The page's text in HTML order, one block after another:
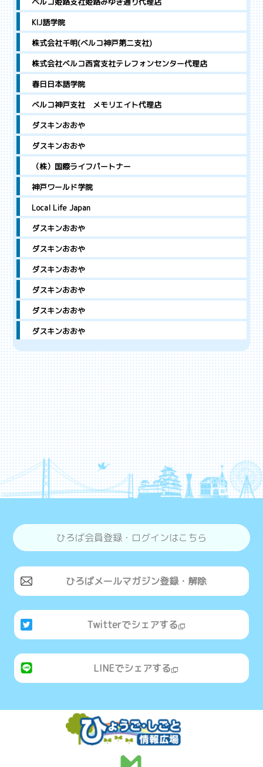
KIJ語学院
株式会社千明(ベルコ神戸第二支社)
株式会社ベルコ西宮支社テレフォンセンター代理店
春日日本語学院
ベルコ神戸支社 メモリエイト代理店
ダスキンおおや
ダスキンおおや
（株）国際ライフパートナー
神戸ワールド学院
Local Life Japan
ダスキンおおや
ダスキンおおや
ダスキンおおや
ダスキンおおや
ダスキンおおや
ダスキンおおや
ひろば会員登録・ログインはこちら
ひろばメールマガジン登録・解除
Twitterでシェアする
LINEでシェアする